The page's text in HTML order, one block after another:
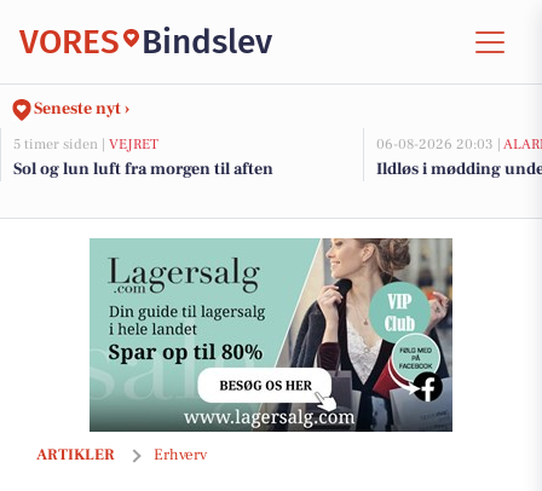
VORES Bindslev
Seneste nyt ›
5 timer siden | VEJRET
Sol og lun luft fra morgen til aften
06-08-2026 20:03 |
Ildløs i mødding
ARTIKLER Erhverv
Flere danskere tænker anderledes om sommerferien i år